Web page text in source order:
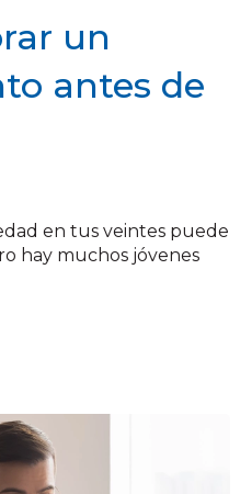
un
antes de
en tus veintes puede
hay muchos jóvenes